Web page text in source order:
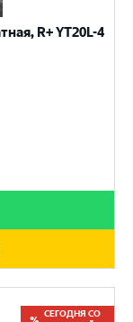
R+ YT20L-4
СЕГОДНЯ СО